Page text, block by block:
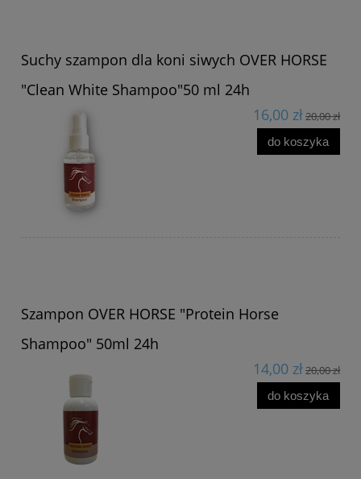
Suchy szampon dla koni siwych OVER HORSE
"Clean White Shampoo"50 ml 24h
16,00 zł20,00 zł
do koszyka
Szampon OVER HORSE "Protein Horse
Shampoo" 50ml 24h
14,00 zł20,00 zł
do koszyka